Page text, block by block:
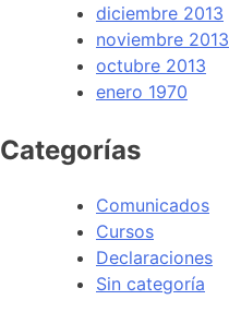
diciembre 2013
noviembre 2013
octubre 2013
enero 1970
Categorías
Comunicados
Cursos
Declaraciones
Sin categoría